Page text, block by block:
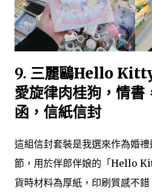
9. 三麗鷗Hello
愛旋律肉桂狗，情書
函，信紙信封
這組信封套裝是我選來作為婚
節，用於伴郎伴娘的「Hello
貨時材料為厚紙，印刷質感不錯